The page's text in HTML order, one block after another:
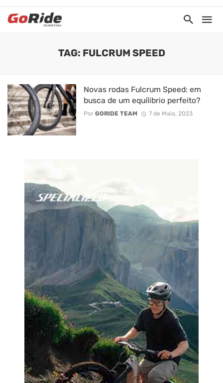
TAG: FULCRUM SPEED
Novas rodas Fulcrum Speed: em
busca de um equílibrio perfeito?
Por GORIDE TEAM 7 de Maio, 2023